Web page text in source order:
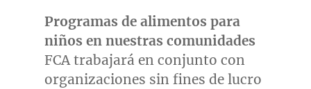
Programas de alimentos para
niños en nuestras comunidades
FCA trabajará en conjunto con
organizaciones sin fines de lucro